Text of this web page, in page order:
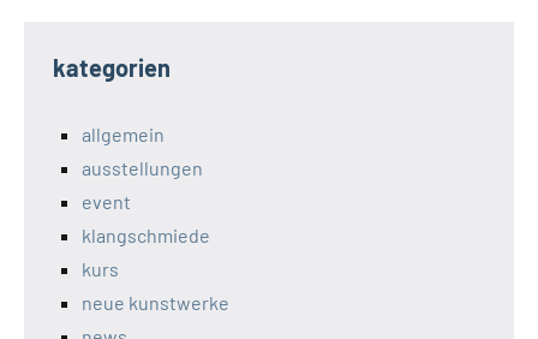
kategorien
allgemein
ausstellungen
event
klangschmiede
kurs
neue kunstwerke